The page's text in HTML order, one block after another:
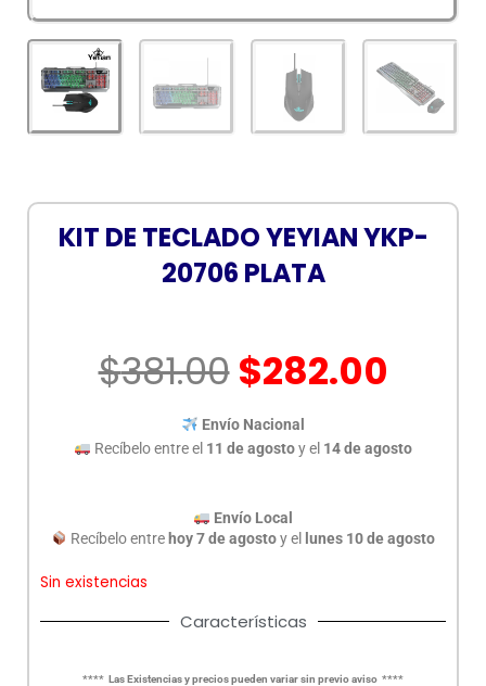
KIT DE TECLADO YEYIAN YKP-
20706 PLATA
$381.00El
precio
original
era:
$381.00.
$282.00
es:
Envío Nacional
Recíbelo entre el 11 de agostoy el 14 de agosto
Envío Local
Recíbelo entre hoy 7 de agostoy el lunes 10 de agosto
Sin existencias
Características
**** Las Existencias y precios pueden variar sin previo aviso ****